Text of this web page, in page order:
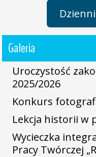
Galeria
Uroczystość
2025/2026
Konkurs
Lekcja historii w
Wycieczka
Pracy Twórczej